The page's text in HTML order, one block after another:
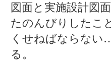
図面と実施設計図
たのんびりしたこ
くせねばならな
る。